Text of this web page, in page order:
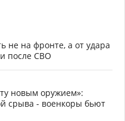
не на фронте, а от удара
после СВО
новым оружием»:
срыва - военкоры бьют